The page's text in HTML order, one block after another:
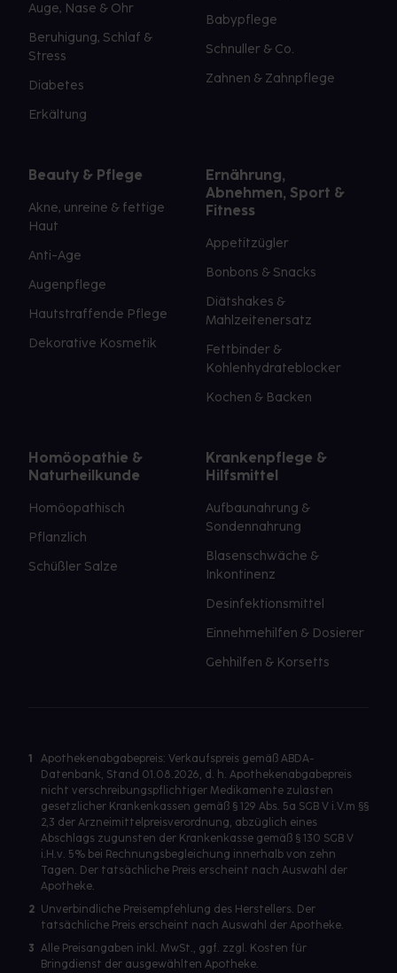
Auge, Nase & Ohr
Beruhigung, Schlaf &
Stress
Diabetes
Erkältung
Babypflege
Schnuller & Co.
Zahnen & Zahnpflege
Beauty & Pflege
Akne, unreine & fettige
Haut
Anti-Age
Augenpflege
Hautstraffende Pflege
Dekorative Kosmetik
Ernährung,
Abnehmen, Sport &
Fitness
Appetitzügler
Bonbons & Snacks
Diätshakes &
Mahlzeitenersatz
Fettbinder &
Kohlenhydrateblocker
Kochen & Backen
Homöopathie &
Naturheilkunde
Homöopathisch
Pflanzlich
Schüßler Salze
Krankenpflege &
Hilfsmittel
Aufbaunahrung &
Sondennahrung
Blasenschwäche &
Inkontinenz
Desinfektionsmittel
Einnehmehilfen & Dosierer
Gehhilfen & Korsetts
1
Apothekenabgabepreis: Verkaufspreis gemäß ABDA-
Datenbank, Stand 01.08.2026, d. h. Apothekenabgabepreis
nicht verschreibungspflichtiger Medikamente zulasten
gesetzlicher Krankenkassen gemäß § 129 Abs. 5a SGB V i.V.m §§
2,3 der Arzneimittelpreisverordnung, abzüglich eines
Abschlags zugunsten der Krankenkasse gemäß § 130 SGB V
i.H.v. 5% bei Rechnungsbegleichung innerhalb von zehn
Tagen. Der tatsächliche Preis erscheint nach Auswahl der
Apotheke.
2 Unverbindliche Preisempfehlung des Herstellers. Der
tatsächliche Preis erscheint nach Auswahl der Apotheke.
3 Alle Preisangaben inkl. MwSt., ggf. zzgl. Kosten für
Bringdienst der ausgewählten Apotheke.